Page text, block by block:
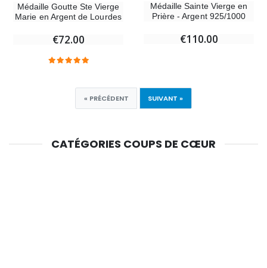
Médaille Goutte Ste Vierge
Marie en Argent de Lourdes
€72.00
Médaille Sainte Vierge en
Prière - Argent 925/1000
€110.00
« PRÉCÉDENT SUIVANT »
CATÉGORIES COUPS DE CŒUR